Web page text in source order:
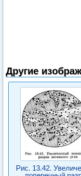
Другие
Рис. 13.42.